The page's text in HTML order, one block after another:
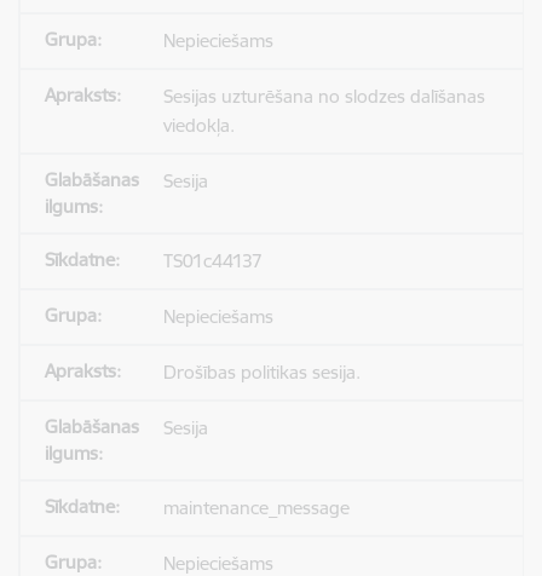
Nepieciešams
Sesijas uzturēšana no slodzes dalīšanas
viedokļa.
Sesija
TS01c44137
Nepieciešams
Drošības politikas sesija.
Sesija
maintenance_message
Nepieciešams